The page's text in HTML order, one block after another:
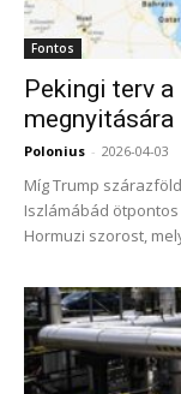
Fontos
Pekingi terv
megnyitására
Polonius - 2026-04-03
Míg Trump
Iszlámábád
Hormuzi szorost,